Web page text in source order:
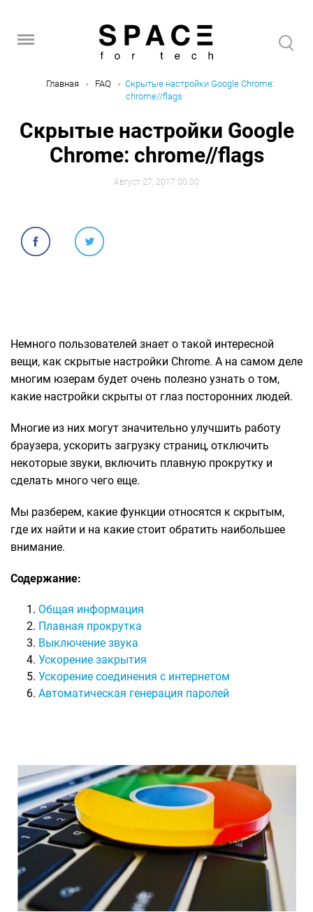
Главная FAQ
Скрытые настройки Google Chrome:
chrome//flags
Скрытые настройки Google
Chrome: chrome//flags
Август 27, 2017 00:00
Немного пользователей знает о такой интересной
вещи, как скрытые настройки Chrome. А на самом деле
многим юзерам будет очень полезно узнать о том,
какие настройки скрыты от глаз посторонних людей.
Многие из них могут значительно улучшить работу
браузера, ускорить загрузку страниц, отключить
некоторые звуки, включить плавную прокрутку и
сделать много чего еще.
Мы разберем, какие функции относятся к скрытым,
где их найти и на какие стоит обратить наибольшее
внимание.
Содержание:
Общая информация
Плавная прокрутка
Выключение звука
Ускорение закрытия
Ускорение соединения с интернетом
Автоматическая генерация паролей